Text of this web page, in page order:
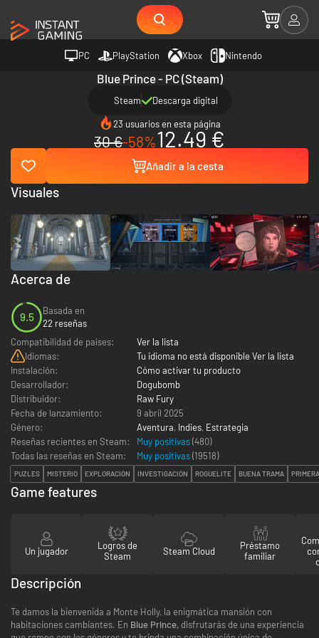
PC PlayStation Xbox Nintendo
Blue Prince - PC (Steam)
Steam Descarga digital
23 usuarios en esta página
30 €-58%12.49 €
Añadir a la cesta
Acerca de
9.5
Basada en
22 reseñas
Compatibilidad de países:
Ver la lista
Idiomas:
Tu idioma no está disponible Ver la lista
Instalación:
Cómo activar tu producto
Desarrollador:
Dogubomb
Distribuidor:
Raw Fury
Fecha de lanzamiento:
9 abril 2025
Género:
Aventura, Indies, Estrategia
Reseñas recientes en Steam:
Muy positivas(480)
Todas las reseñas en Steam:
Muy positivas(19518)
PUZLES MISTERIO EXPLORACIÓN INVESTIGACIÓN ROGUELITE BUENA TRAMA
Visuales
Game features
Un jugador
Logros de
Steam
Steam Cloud
Préstamo
familiar
Descripción
Te damos la bienvenida a Monte Holly, la enigmática mansión con
habitaciones cambiantes. En Blue Prince, disfrutarás de una experiencia